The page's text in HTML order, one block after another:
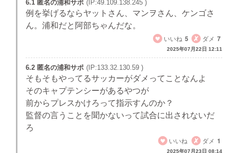
6.1 匿名の浦和サポ (IP:49.109.138.245 )
例を挙げるならヤットさん、マンヲさん、ケンゴさ
ん。浦和だと阿部ちゃんだな。
いいね 5 ダメ 7
2025年07月22日 12:11
6.2 匿名の浦和サポ (IP:133.32.130.59 )
そもそもやってるサッカーがダメってことなんよ
そのキャプテンシーがあるやつが
前からプレスかけろって指示すんのか？
監督の言うことを聞かないって試合に出されないだ
ろ
いいね
ダメ 1
2025年07月23日 08:14